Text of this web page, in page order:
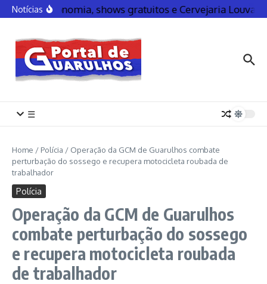
NotíciasGastronomia, shows gratuitos e Cervejaria
☰
Home / Polícia / Operação da GCM de Guarulhos combate
perturbação do sossego e recupera motocicleta roubada de
trabalhador
Polícia
Operação da GCM de Guarulhos
combate perturbação do sossego
e recupera motocicleta roubada
de trabalhador